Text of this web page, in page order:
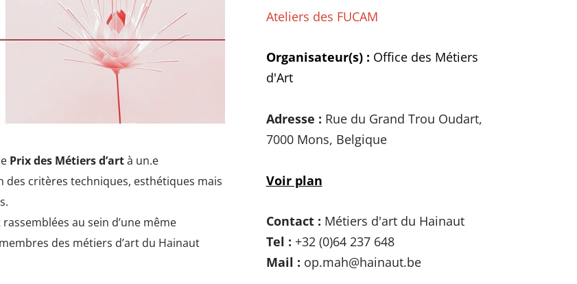
Prix des Métiers d’artà un.e
critères techniques, esthétiques mais
au sein d’une même
des métiers d’art du Hainaut
Ateliers des FUCAM
Organisateur(s) : Office des Métiers
d'Art
Adresse : Rue du Grand Trou Oudart,
7000 Mons, Belgique
Voir plan
Contact : Métiers d'art du Hainaut
Tel : +32 (0)64 237 648
Mail : op.mah@hainaut.be